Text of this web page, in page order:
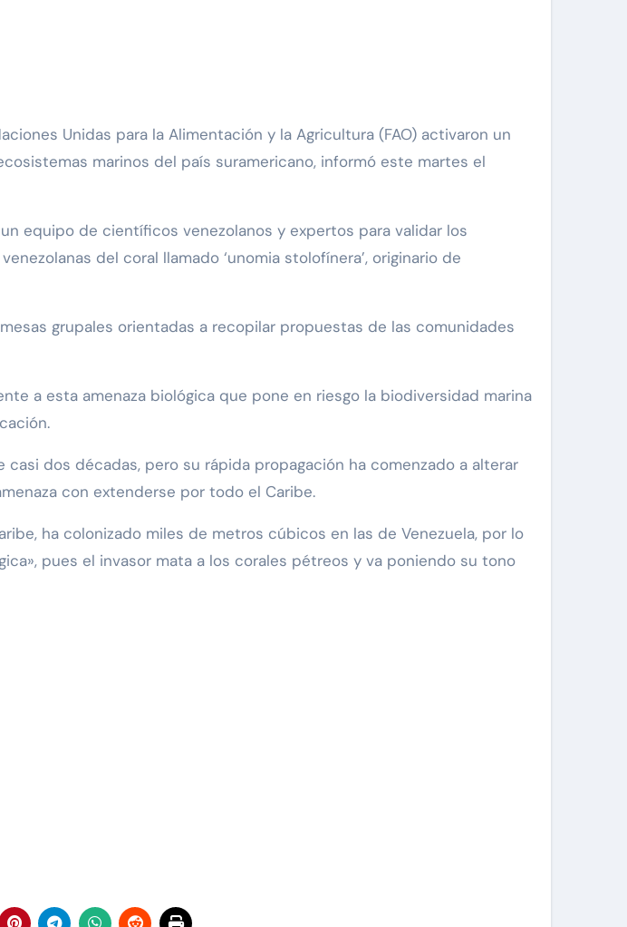
marinos del país suramericano, informó este martes el
equipo de científicos venezolanos y expertos para validar los
del coral llamado ‘unomia stolofínera’, originario de
grupales orientadas a recopilar propuestas de las comunidades
a esta amenaza biológica que pone en riesgo la biodiversidad marina
dos décadas, pero su rápida propagación ha comenzado a alterar
con extenderse por todo el Caribe.
ha colonizado miles de metros cúbicos en las de Venezuela, por lo
pues el invasor mata a los corales pétreos y va poniendo su tono